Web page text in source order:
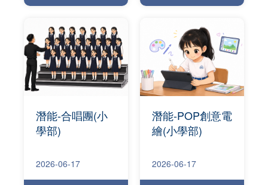
潛能-合唱團(小
學部)
2026-06-17
潛能-POP創意電
繪(小學部)
2026-06-17